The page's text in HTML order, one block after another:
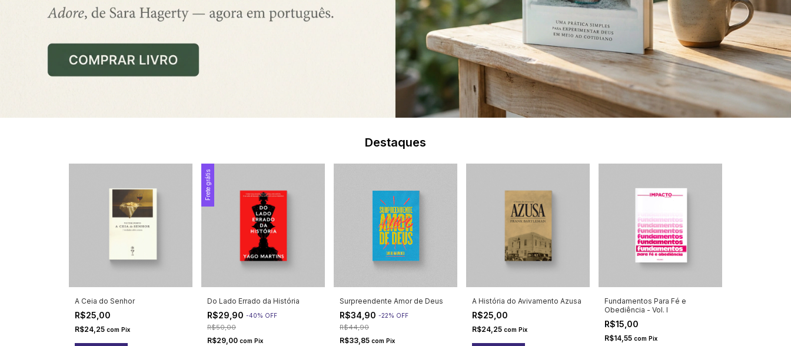
Destaques
A Ceia do Senhor
R$25,00
R$24,25 com Pix
Frete grátis
Do Lado Errado da História
R$29,90 -40% OFF
R$50,00
R$29,00 com Pix
Surpreendente Amor de Deus
R$34,90 -22% OFF
R$44,90
R$33,85 com Pix
A História do Avivamento Azusa
R$25,00
R$24,25 com Pix
Fundamentos Para Fé e
Obediência - Vol. I
R$15,00
R$14,55 com Pix